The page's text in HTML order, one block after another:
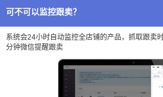
可不可以监控跟卖？
系统会24小时自动监控全店铺的产品，抓取跟卖
分钟微信提醒跟卖